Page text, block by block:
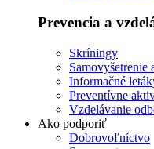
Prevencia a
Skríningy
Samovyšetrenie
Informačné
Preventívne
Vzdelávanie
Ako podporiť
Dobrovoľníctvo